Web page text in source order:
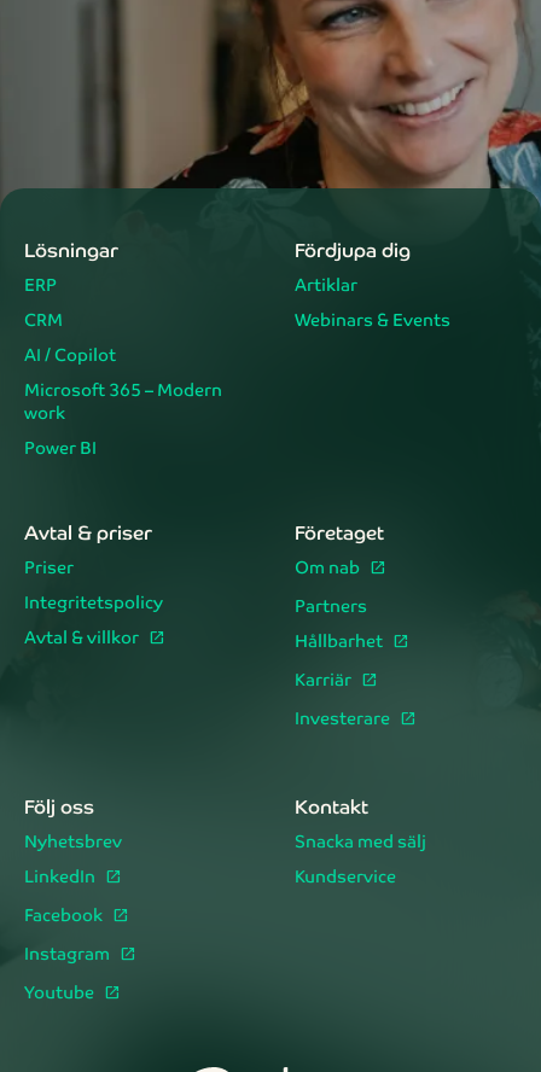
Lösningar
ERP
CRM
AI / Copilot
Microsoft 365 – Modern
work
Power BI
Fördjupa dig
Artiklar
Webinars & Events
Avtal & priser
Priser
Integritetspolicy
Avtal & villkor
Företaget
Om nab
Partners
Hållbarhet
Karriär
Investerare
Följ oss
Nyhetsbrev
LinkedIn
Facebook
Instagram
Youtube
Kontakt
Snacka med sälj
Kundservice